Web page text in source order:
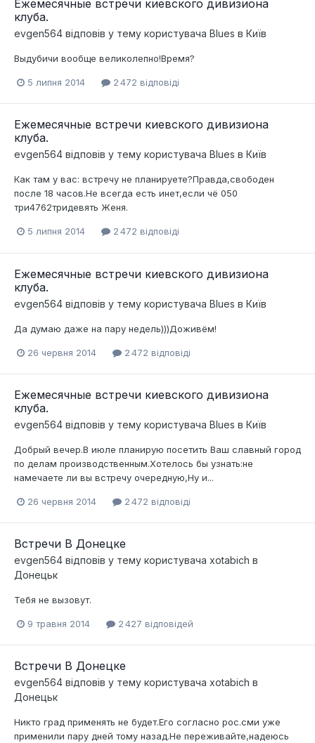
Ежемесячные встречи киевского дивизиона
клуба.
evgen564 відповів у тему користувача Blues в Київ
Выдубичи вообще великолепно!Время?
5 липня 2014 2 472 відповіді
Ежемесячные встречи киевского дивизиона
клуба.
evgen564 відповів у тему користувача Blues в Київ
Как там у вас: встречу не планируете?Правда,свободен
после 18 часов.Не всегда есть инет,если чё 050
три4762тридевять Женя.
5 липня 2014 2 472 відповіді
Ежемесячные встречи киевского дивизиона
клуба.
evgen564 відповів у тему користувача Blues в Київ
Да думаю даже на пару недель)))Доживём!
26 червня 2014 2 472 відповіді
Ежемесячные встречи киевского дивизиона
клуба.
evgen564 відповів у тему користувача Blues в Київ
Добрый вечер.В июле планирую посетить Ваш славный город
по делам производственным.Хотелось бы узнать:не
намечаете ли вы встречу очередную,Ну и...
26 червня 2014 2 472 відповіді
Встречи В Донецке
evgen564 відповів у тему користувача xotabich в
Донецьк
Тебя не вызовут.
9 травня 2014 2 427 відповідей
Встречи В Донецке
evgen564 відповів у тему користувача xotabich в
Донецьк
Никто град применять не будет.Его согласно рос.сми уже
применили пару дней тому назад.Не переживайте,надеюсь